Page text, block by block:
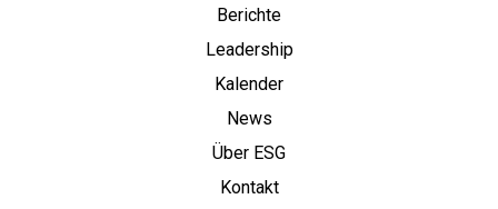
Berichte
Leadership
Kalender
News
Über ESG
Kontakt